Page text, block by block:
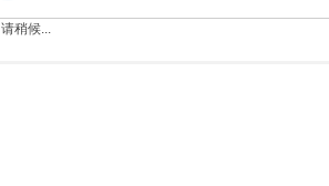
请稍候...